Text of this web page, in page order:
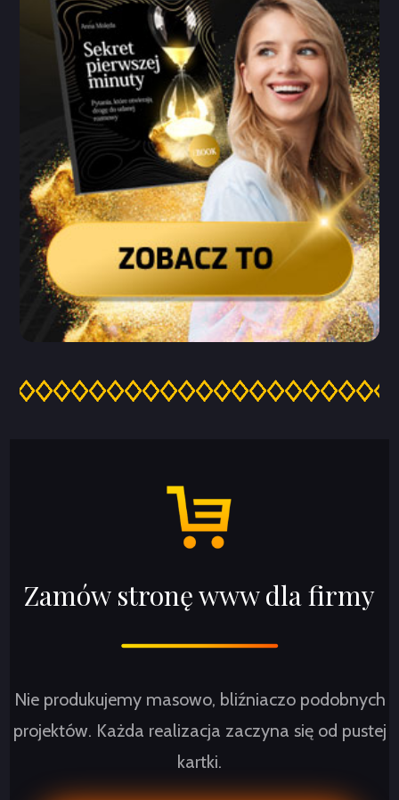
Zamów stronę www dla firmy
Nie produkujemy masowo, bliźniaczo podobnych
projektów. Każda realizacja zaczyna się od pustej
kartki.